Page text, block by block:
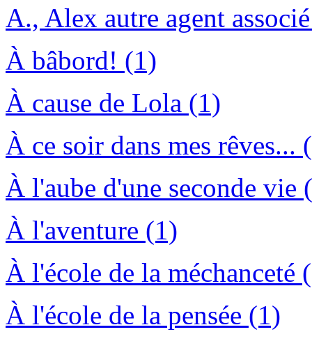
A., Alex autre agent
À bâbord! (1)
À cause de Lola (1)
À ce soir dans mes rêves...
À l'aube d'une seconde vie
À l'aventure (1)
À l'école de la méchanceté
À l'école de la pensée (1)